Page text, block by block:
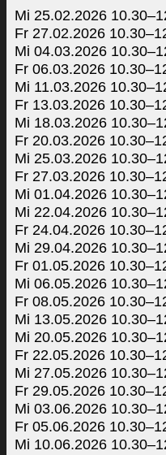
Mi 25.02.2026
Fr 27.02.2026
Mi 04.03.2026
Fr 06.03.2026
Mi 11.03.2026
Fr 13.03.2026
Mi 18.03.2026
Fr 20.03.2026
Mi 25.03.2026
Fr 27.03.2026
Mi 01.04.2026
Mi 22.04.2026
Fr 24.04.2026
Mi 29.04.2026
Fr 01.05.2026
Mi 06.05.2026
Fr 08.05.2026
Mi 13.05.2026
Mi 20.05.2026
Fr 22.05.2026
Mi 27.05.2026
Fr 29.05.2026
Mi 03.06.2026
Fr 05.06.2026
Mi 10.06.2026